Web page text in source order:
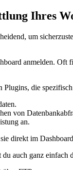
Ihres
um
anmelden.
die
von
an.
​direkt ‌im
auch ganz einfach